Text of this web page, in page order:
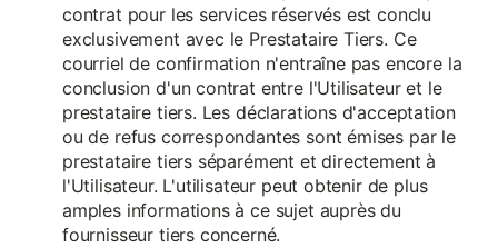
contrat pour les services réservés est conclu
exclusivement avec le Prestataire Tiers. Ce
courriel de confirmation n'entraîne pas encore la
conclusion d'un contrat entre l'Utilisateur et le
prestataire tiers. Les déclarations d'acceptation
ou de refus correspondantes sont émises par le
prestataire tiers séparément et directement à
l'Utilisateur. L'utilisateur peut obtenir de plus
amples informations à ce sujet auprès du
fournisseur tiers concerné.